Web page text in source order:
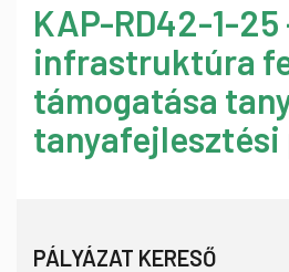
KAP-RD42-1-25
infrastruktúra
támogatása
tanyafejlesztési
PÁLYÁZAT KERESŐ